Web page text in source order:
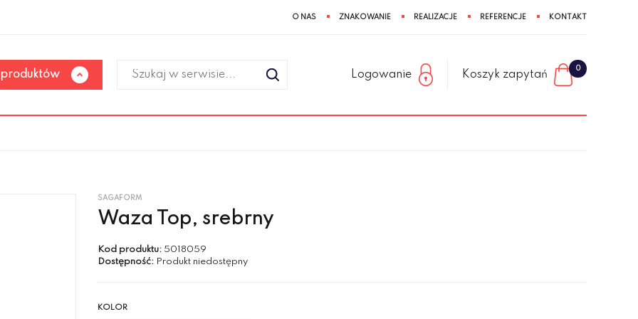
O NAS ZNAKOWANIE REALIZACJE REFERENCJE KONTAKT
Logowanie Koszyk zapytań
0
SAGAFORM
Waza Top, srebrny
Kod produktu: 5018059
Dostępność: Produkt niedostępny
KOLOR